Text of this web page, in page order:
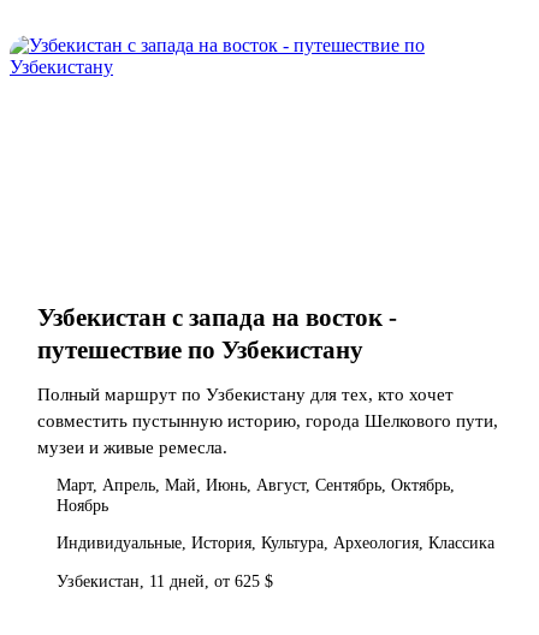
Узбекистан с запада на восток -
путешествие по Узбекистану
Полный маршрут по Узбекистану для тех, кто хочет
совместить пустынную историю, города Шелкового пути,
музеи и живые ремесла.
Март, Апрель, Май, Июнь, Август, Сентябрь, Октябрь,
Ноябрь
Индивидуальные, История, Культура, Археология, Классика
Узбекистан, 11 дней, от 625 $